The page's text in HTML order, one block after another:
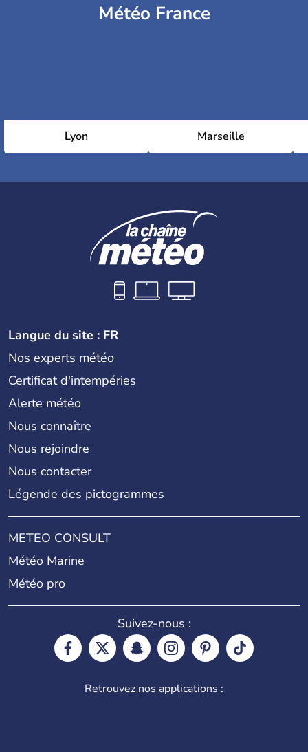
Météo France
Lyon Marseille
Langue du site : FR
Nos experts météo
Certificat d'intempéries
Alerte météo
Nous connaître
Nous rejoindre
Nous contacter
Légende des pictogrammes
METEO CONSULT
Météo Marine
Météo pro
Suivez-nous :
Retrouvez nos applications :